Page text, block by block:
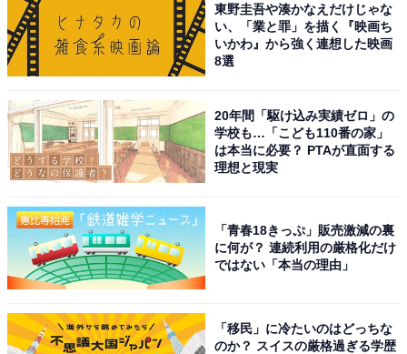
東野圭吾や湊かなえだけじゃな
い、「業と罪」を描く『映画ち
いかわ』から強く連想した映画
8選
20年間「駆け込み実績ゼロ」の
学校も…「こども110番の家」
は本当に必要？ PTAが直面する
理想と現実
「青春18きっぷ」販売激減の裏
に何が？ 連続利用の厳格化だけ
ではない「本当の理由」
「移民」に冷たいのはどっちな
のか？ スイスの厳格過ぎる学歴